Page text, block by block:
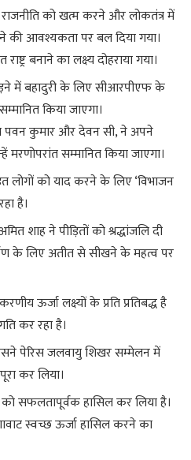
को खत्म करने और लोकतंत्र में
की आवश्यकता पर बल दिया गया।
बनाने का लक्ष्य दोहराया गया।
में बहादुरी के लिए सीआरपीएफ के
किया जाएगा।
पवन कुमार और देवन सी, ने अपने
मरणोपरांत सम्मानित किया जाएगा।
लोगों को याद करने के लिए ‘विभाजन
है।
शाह ने पीड़ितों को श्रद्धांजलि दी
के लिए अतीत से सीखने के महत्व पर
ऊर्जा लक्ष्यों के प्रति प्रतिबद्ध है
कर रहा है।
पेरिस जलवायु शिखर सम्मेलन में
कर लिया।
सफलतापूर्वक हासिल कर लिया है।
स्वच्छ ऊर्जा हासिल करने का